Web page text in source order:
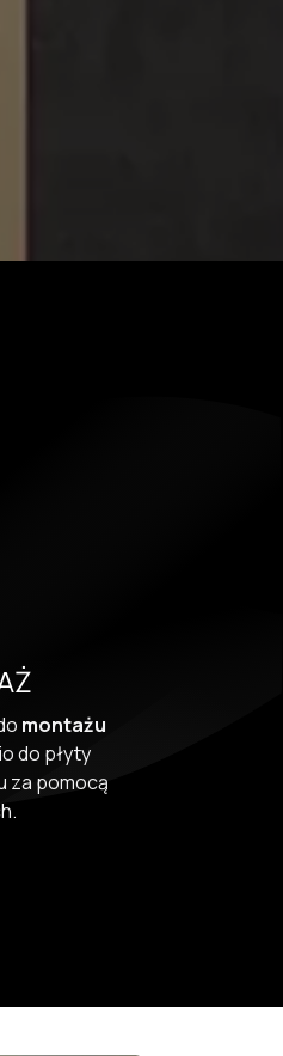
montażu
do płyty
za pomocą